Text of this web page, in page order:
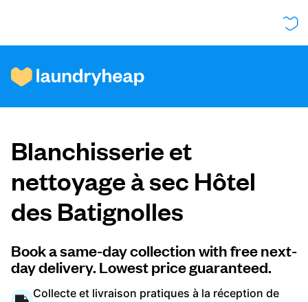
Comment ça fonctionne
Prix et services
À propos de nous
Pour les entreprises
Blanchisserie et
nettoyage à sec Hôtel
des Batignolles
Book a same-day collection with free next-
day delivery. Lowest price guaranteed.
Collecte et livraison pratiques à la réception de